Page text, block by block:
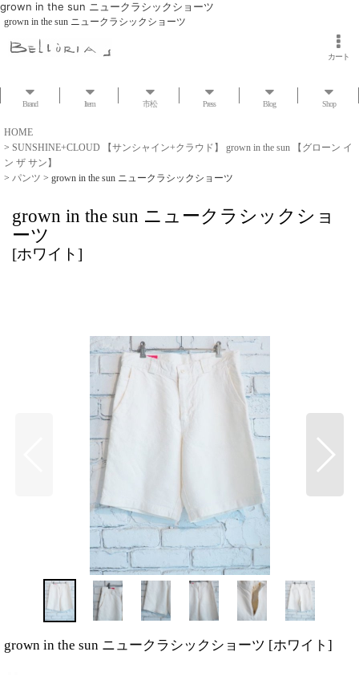
grown in the sun ニュークラシックショーツ
grown in the sun ニュークラシックショーツ
カート
Brand Item 市松 Press Blog Shop
HOME
> SUNSHINE+CLOUD 【サンシャイン+クラウド】 grown in the sun 【グローン イ
ン ザ サン】
> パンツ > grown in the sun ニュークラシックショーツ
grown in the sun ニュークラシックショ
ーツ
[ホワイト]
grown in the sun ニュークラシックショーツ [ホワイト ]